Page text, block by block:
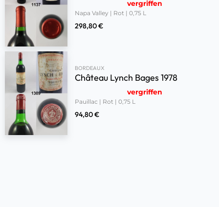
vergriffen
Napa Valley | Rot | 0,75 L
298,80€
BORDEAUX
Château Lynch Bages 1978
vergriffen
Pauillac | Rot | 0,75 L
94,80€